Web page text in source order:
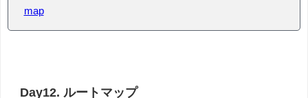
map
Day12. ルートマップ